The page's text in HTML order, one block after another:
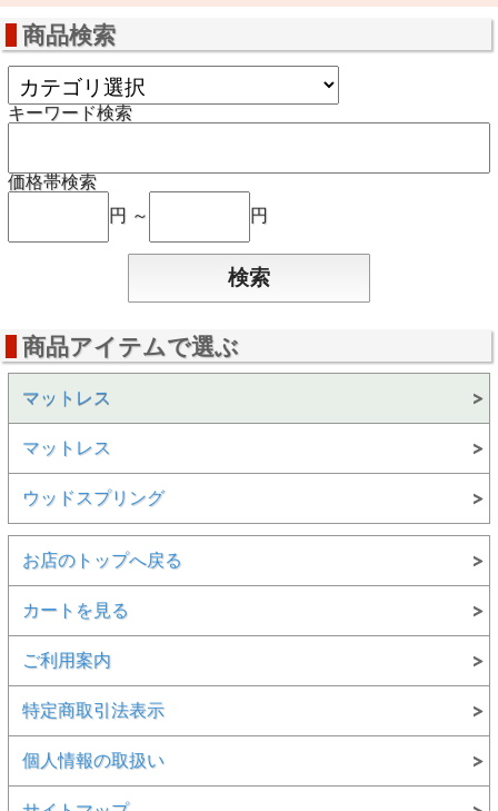
商品検索
キーワード検索
価格帯検索
円 ～
円
商品アイテムで選ぶ
マットレス
マットレス
ウッドスプリング
お店のトップへ戻る
カートを見る
ご利用案内
特定商取引法表示
個人情報の取扱い